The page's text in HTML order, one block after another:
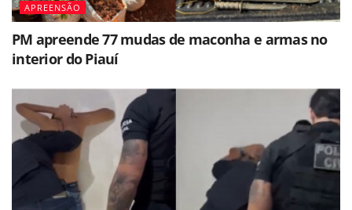
APREENSÃO
PM apreende 77 mudas de maconha e armas no
interior do Piauí